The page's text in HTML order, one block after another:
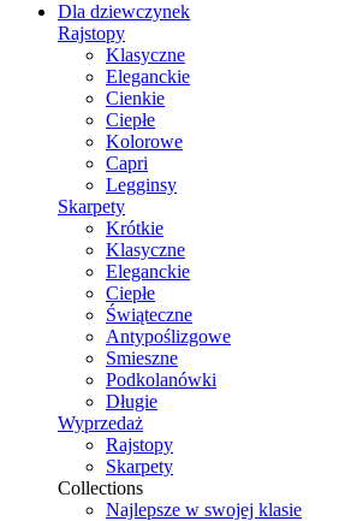
Dla dziewczynek
Rajstopy
Klasyczne
Eleganckie
Cienkie
Ciepłe
Kolorowe
Capri
Legginsy
Skarpety
Krótkie
Klasyczne
Eleganckie
Ciepłe
Świąteczne
Antypoślizgowe
Smieszne
Podkolanówki
Długie
Wyprzedaż
Rajstopy
Skarpety
Collections
Najlepsze w swojej klasie